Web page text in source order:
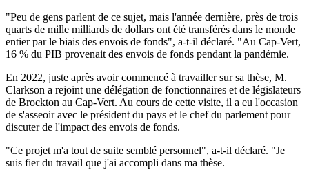
"Peu de gens parlent de ce sujet, mais l'année dernière, près de trois
quarts de mille milliards de dollars ont été transférés dans le monde
entier par le biais des envois de fonds", a-t-il déclaré. "Au Cap-Vert,
16 % du PIB provenait des envois de fonds pendant la pandémie.
En 2022, juste après avoir commencé à travailler sur sa thèse, M.
Clarkson a rejoint une délégation de fonctionnaires et de législateurs
de Brockton au Cap-Vert. Au cours de cette visite, il a eu l'occasion
de s'asseoir avec le président du pays et le chef du parlement pour
discuter de l'impact des envois de fonds.
"Ce projet m'a tout de suite semblé personnel", a-t-il déclaré. "Je
suis fier du travail que j'ai accompli dans ma thèse.